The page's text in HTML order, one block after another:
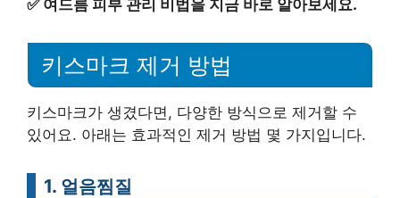
✅ 여드름 피부 관리 비법을 지금 바로 알아보세요.
키스마크 제거 방법
키스마크가 생겼다면, 다양한 방식으로 제거할 수
있어요. 아래는 효과적인 제거 방법 몇 가지입니다.
1. 얼음찜질